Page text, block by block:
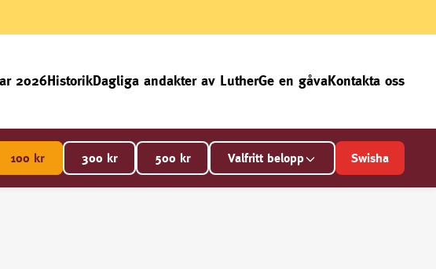
2026HistorikDagliga andakter av LutherGe en gåvaKontakta oss
100 kr 300 kr 500 kr Valfritt belopp Swisha